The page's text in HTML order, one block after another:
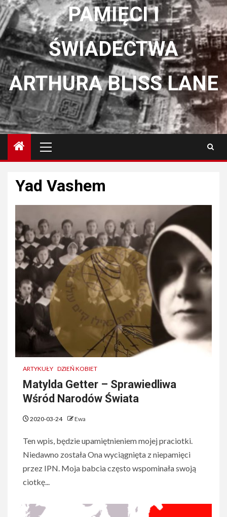
PAMIĘCI I
ŚWIADECTWA
ARTHURA BLISS LANE
główne
Yad Vashem
ARTYKUŁY DZIEŃ KOBIET
Matylda Getter – Sprawiedliwa
Wśród Narodów Świata
2020-03-24 Ewa
Ten wpis, będzie upamiętnieniem mojej praciotki.
Niedawno została Ona wyciągnięta z niepamięci
przez IPN. Moja babcia często wspominała swoją
ciotkę...